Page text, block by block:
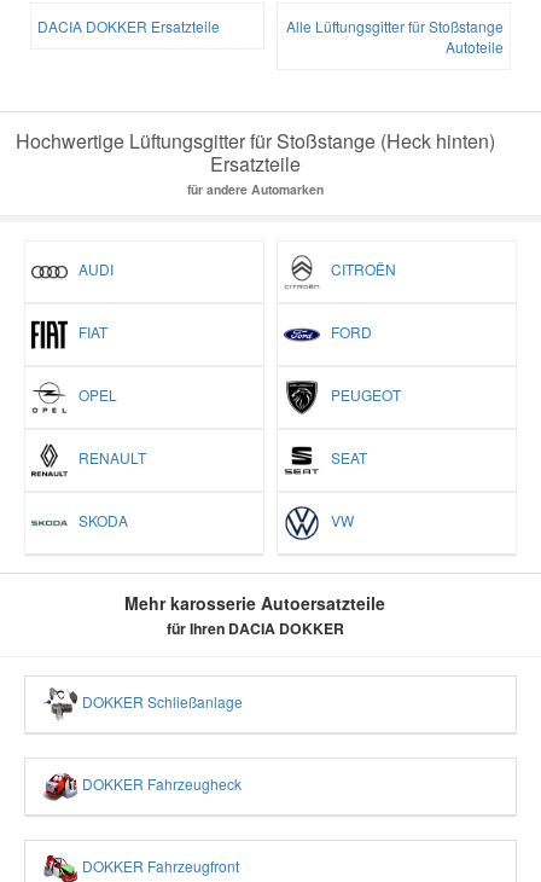
DACIA DOKKER Ersatzteile
Alle Lüftungsgitter für Stoßstange
Autoteile
Hochwertige Lüftungsgitter für Stoßstange (Heck hinten)
Ersatzteile
für andere Automarken
AUDI CITROËN
FIAT FORD
OPEL PEUGEOT
RENAULT SEAT
SKODA VW
Mehr karosserie Autoersatzteile
für Ihren DACIA DOKKER
DOKKER Schließanlage
DOKKER Fahrzeugheck
DOKKER Fahrzeugfront